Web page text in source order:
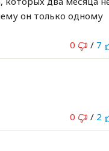
он только одному
0
/ 7
0
/ 2